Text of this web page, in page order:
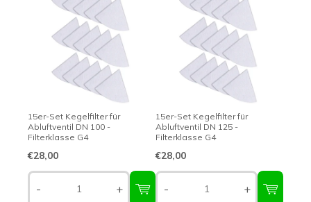
15er-Set Kegelfilter für
Abluftventil DN 100 -
Filterklasse G4
€28,00
- +
15er-Set Kegelfilter für
Abluftventil DN 125 -
Filterklasse G4
€28,00
- +